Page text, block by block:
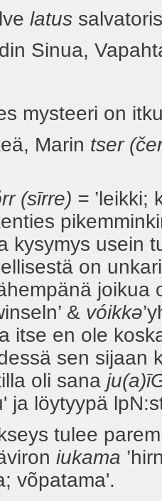
latus
Sinua,
on
Marin tser
(sīrre) = ’leikki;
kysymys usein
on
& vóikkə
itse en ole
sen sijaan
oli sana ju(a)ī
ja löytyypä
tulee
iukama
võpatama'.